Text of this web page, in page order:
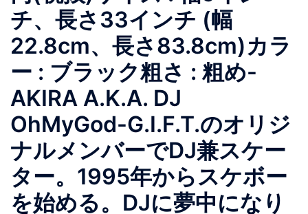
チ、長さ33インチ (幅
22.8cm、長さ83.8cm)カラ
ー : ブラック粗さ : 粗め-
AKIRA A.K.A. DJ
OhMyGod-G.I.F.T.のオリジ
ナルメンバーでDJ兼スケー
ター。1995年からスケボー
を始める。DJに夢中になり